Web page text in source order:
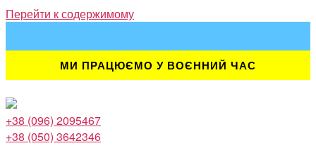
Перейти к содержимому
МИ ПРАЦЮЄМО У ВОЄННИЙ ЧАС
+38 (096) 2095467
+38 (050) 3642346